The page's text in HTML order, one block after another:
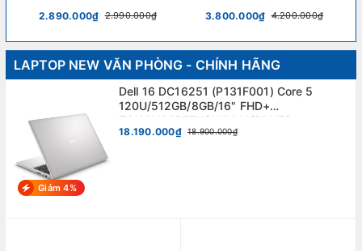
2.890.000₫ 2.990.000₫ 3.800.000₫ 4.200.000₫
LAPTOP NEW VĂN PHÒNG - CHÍNH HÃNG
Giảm 4%
Dell 16 DC16251 (P131F001) Core 5
120U/512GB/8GB/16" FHD+
TOUCHSCREEN/ WIN 11/SILVER.
18.190.000₫ 18.900.000₫